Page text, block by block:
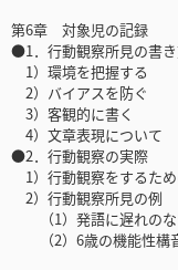
第6章 対象児の記録
●1．行動観察所見の書
1）環境を把握する
2）バイアスを防ぐ
3）客観的に書く
4）文章表現について
●2．行動観察の実際
1）行動観察をするた
2）行動観察所見の例
（1）発語に遅れのな
（2）6歳の機能性構